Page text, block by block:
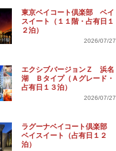
東京ベイコート倶楽部 ベイ
スイート（１１階・占有日１
２泊）
2026/07/27
エクシブバージョンＺ 浜名
湖 Ｂタイプ（Ａグレード・
占有日１３泊）
2026/07/27
ラグーナベイコート倶楽部
ベイスイート（占有日１２
泊）